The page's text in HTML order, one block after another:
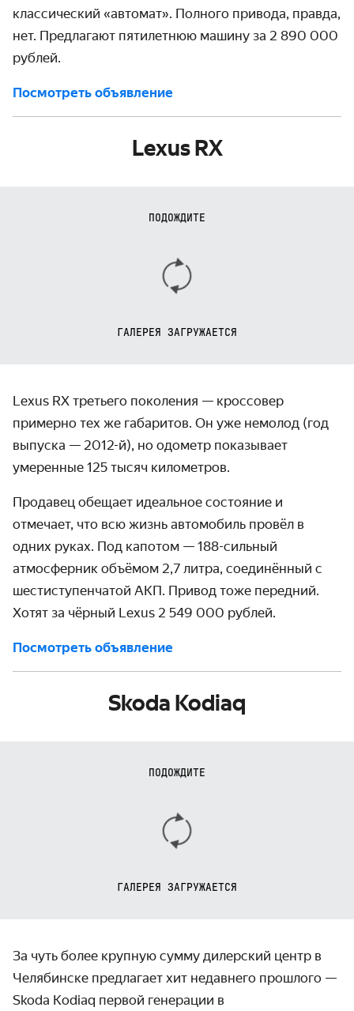
классический «автомат». Полного привода, правда,
нет. Предлагают пятилетнюю машину за 2 890 000
рублей.
Посмотреть объявление
Lexus RX
ПОДОЖДИТЕ
ГАЛЕРЕЯ ЗАГРУЖАЕТСЯ
Lexus RX третьего поколения — кроссовер
примерно тех же габаритов. Он уже немолод (год
выпуска — 2012-й), но одометр показывает
умеренные 125 тысяч километров.
Продавец обещает идеальное состояние и
отмечает, что всю жизнь автомобиль провёл в
одних руках. Под капотом — 188-сильный
атмосферник объёмом 2,7 литра, соединённый с
шестиступенчатой АКП. Привод тоже передний.
Хотят за чёрный Lexus 2 549 000 рублей.
Посмотреть объявление
Skoda Kodiaq
ПОДОЖДИТЕ
ГАЛЕРЕЯ ЗАГРУЖАЕТСЯ
За чуть более крупную сумму дилерский центр в
Челябинске предлагает хит недавнего прошлого —
Skoda Kodiaq первой генерации в